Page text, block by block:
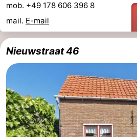
mob. +49 178 606 396 8
mail. E-mail
Nieuwstraat 46